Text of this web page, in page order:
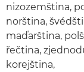
nizozemština,
norština,
maďarština,
řečtina,
korejština,